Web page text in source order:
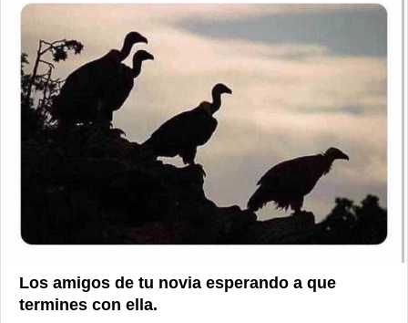
Los amigos de tu novia esperando a que
termines con ella.